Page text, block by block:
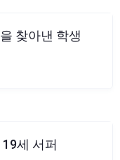
찾아낸 학생
세 서퍼